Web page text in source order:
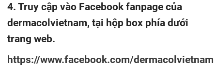
4. Truy cập vào Facebook fanpage của
dermacolvietnam, tại hộp box phía dưới
trang web.
https://www.facebook.com/dermacolvietnam